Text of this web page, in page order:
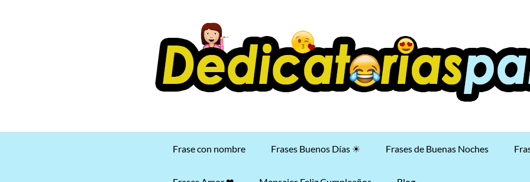
Frase con nombre Frases Buenos Días ☀ Frases de Buenas Noches